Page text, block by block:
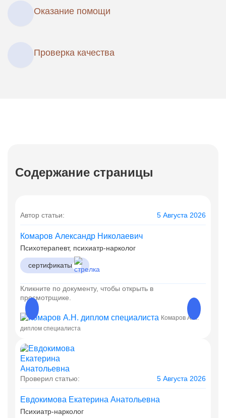
Оказание помощи
Проверка качества
Содержание страницы
Автор статьи: 5 Августа 2026
Комаров Александр Николаевич
Психотерапевт, психиатр-нарколог
сертификаты
Кликните по документу, чтобы открыть в
просмотрщике.
Комаров А.Н.
диплом специалиста
Проверил статью: 5 Августа 2026
Евдокимова Екатерина Анатольевна
Психиатр-нарколог